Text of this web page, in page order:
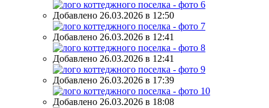
Добавлено 26.03.2026 в 12:50
Добавлено 26.03.2026 в 12:41
Добавлено 26.03.2026 в 12:41
Добавлено 26.03.2026 в 17:39
Добавлено 26.03.2026 в 18:08